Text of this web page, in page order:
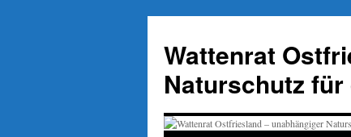
springen
Wattenrat
Naturschutz